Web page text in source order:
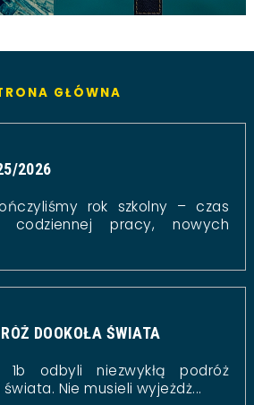
GŁÓWNA
2026
rok szkolny – czas
codziennej pracy, nowych
DOOKOŁA ŚWIATA
1b odbyli niezwykłą podróż
Nie musieli wyjeżdż...